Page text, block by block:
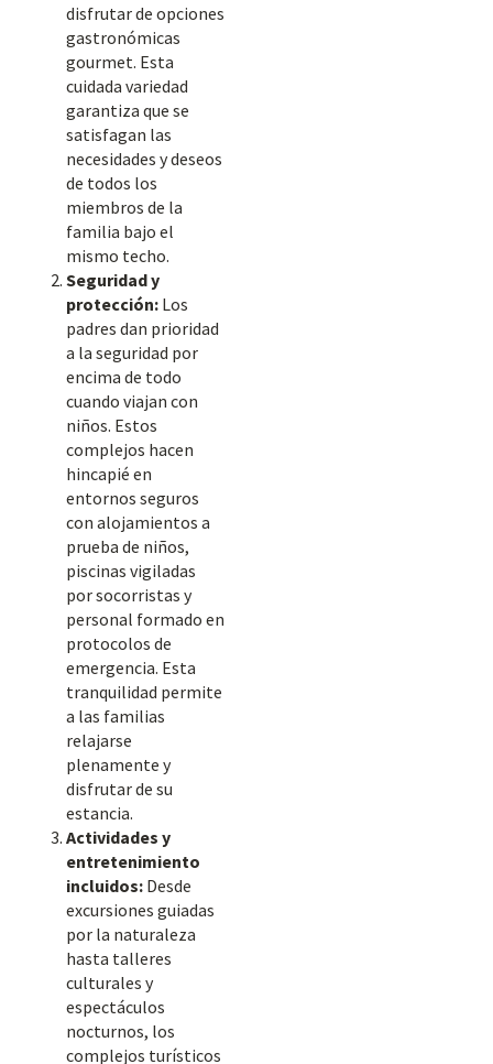
disfrutar de opciones
gastronómicas
gourmet. Esta
cuidada variedad
garantiza que se
satisfagan las
necesidades y deseos
de todos los
miembros de la
familia bajo el
mismo techo.
Seguridad y
protección: Los
padres dan prioridad
a la seguridad por
encima de todo
cuando viajan con
niños. Estos
complejos hacen
hincapié en
entornos seguros
con alojamientos a
prueba de niños,
piscinas vigiladas
por socorristas y
personal formado en
protocolos de
emergencia. Esta
tranquilidad permite
a las familias
relajarse
plenamente y
disfrutar de su
estancia.
Actividades y
entretenimiento
incluidos: Desde
excursiones guiadas
por la naturaleza
hasta talleres
culturales y
espectáculos
nocturnos, los
complejos turísticos